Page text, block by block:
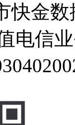
快金
电信